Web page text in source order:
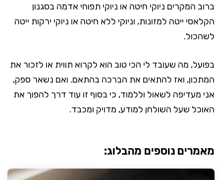
ברוב המקרים ניוקי חיטה או ניוקי תפוחי אדמה בסגנון
הקלאסי ייטה למזונות, וניוקי ללא חיטה או ניוקי ירקות ייטה
לשהכול.
בפועל, מה שעובד לי הכי טוב הוא לקרוא תווית או לזכור את
המתכון, ואז להתאים את הברכה בהתאם. ואם נשאר ספק,
אני מעדיפה לשאול וללמוד, כי בסוף זו עוד דרך להפוך את
האוכל שעל השולחן למודע, מדויק ומכבד.
מאמרים נוספים מהבלוג: